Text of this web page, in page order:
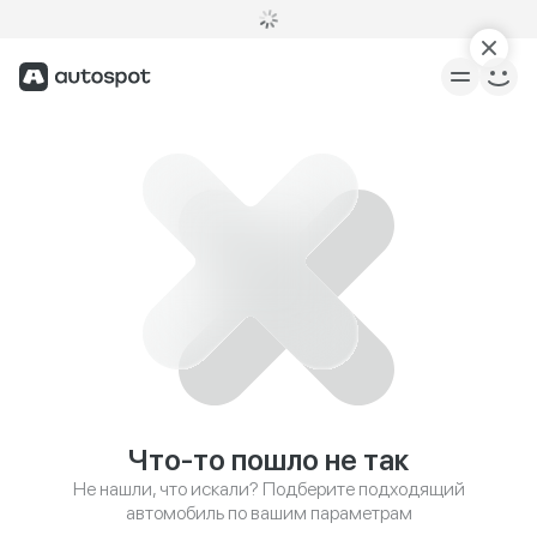
Что-то пошло не так
Не нашли, что искали? Подберите подходящий
автомобиль по вашим параметрам